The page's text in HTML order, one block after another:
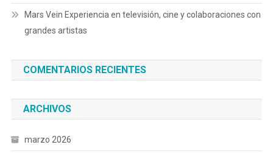
Mars Vein Experiencia en televisión, cine y colaboraciones con
grandes artistas
COMENTARIOS RECIENTES
ARCHIVOS
marzo 2026